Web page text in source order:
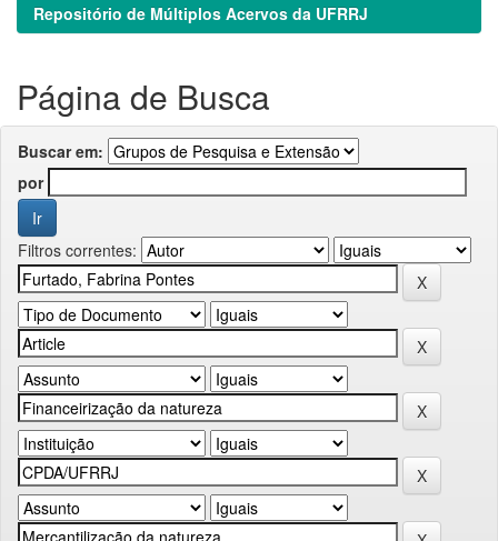
Repositório de Múltiplos Acervos da UFRRJ
Página de Busca
Buscar em:
por
Filtros correntes: